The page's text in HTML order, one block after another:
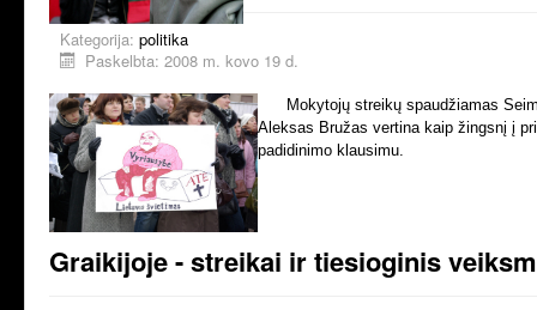
Kategorija: politika
Paskelbta: 2008 m. kovo 19 d.
Mokytojų streikų spaudžiamas
Aleksas Bružas vertina kaip žingsnį į
padidinimo klausimu.
Graikijoje - streikai ir tiesioginis